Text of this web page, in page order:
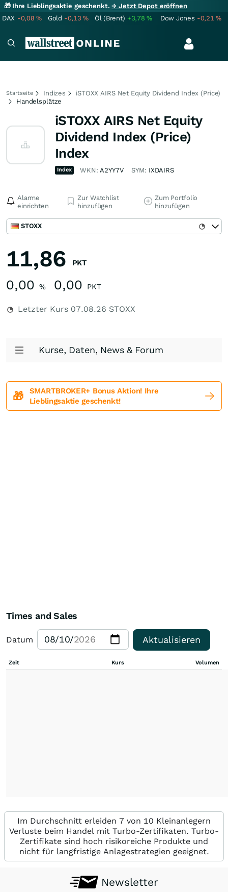
🎁 Ihre Lieblingsaktie geschenkt.→ Jetzt Depot eröffnen
DAX -0,08% Gold -0,13% Öl (Brent) +3,78% Dow Jones -0,21%
Startseite Indizes
iSTOXX AIRS Net Equity Dividend Index (Price)
Handelsplätze
iSTOXX AIRS Net Equity
Dividend Index (Price)
Index
Index WKN:A2YY7V SYM: IXDAIRS
Alarme
einrichten
Zur Watchlist
hinzufügen
Zum Portfolio
hinzufügen
STOXX
11,86 PKT
0,00 % 0,00 PKT
Letzter Kurs 07.08.26 STOXX
Kurse, Daten, News & Forum
🎁
SMARTBROKER+ Bonus Aktion! Ihre
Lieblingsaktie geschenkt!
Times and Sales
Datum Aktualisieren
Zeit Kurs Volumen
Im Durchschnitt erleiden 7 von 10 Kleinanlegern
Verluste beim Handel mit Turbo-Zertifikaten. Turbo-
Zertifikate sind hoch risikoreiche Produkte und
nicht für langfristige Anlagestrategien geeignet.
Newsletter